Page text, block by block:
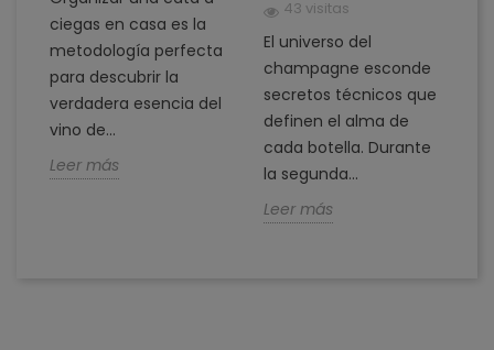
ciegas en casa es la
metodología perfecta
para descubrir la
verdadera esencia del
vino de...
Leer más
43 visitas
El universo del
champagne esconde
secretos técnicos que
definen el alma de
cada botella. Durante
la segunda...
Leer más